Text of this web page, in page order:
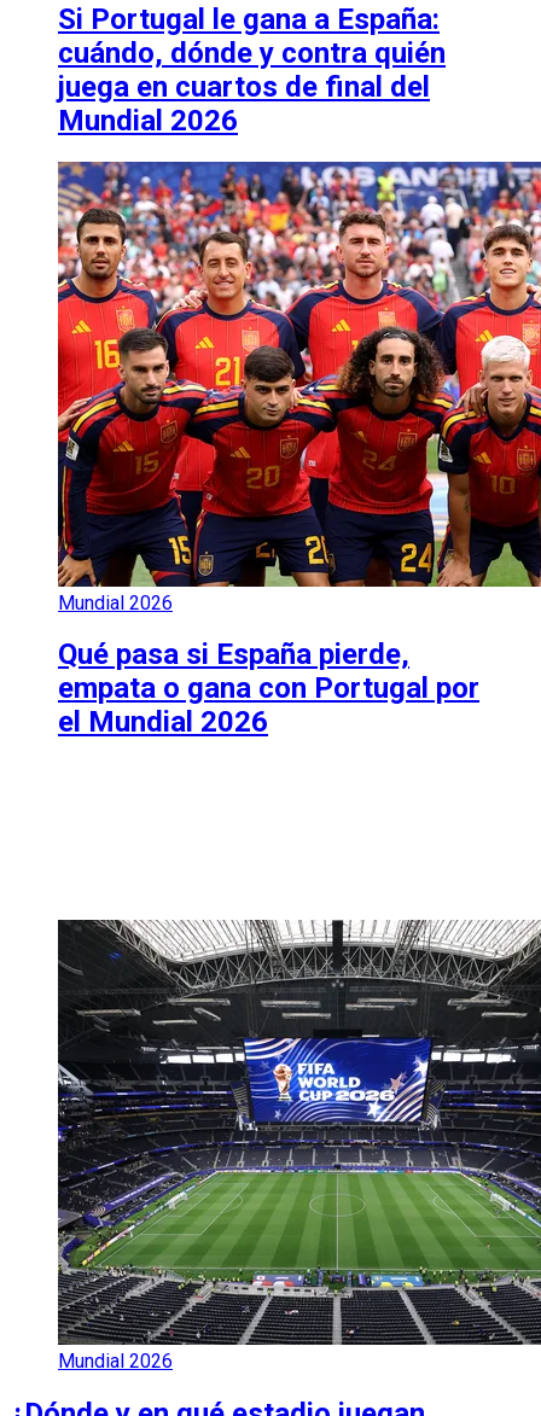
Si Portugal le gana a España:
cuándo, dónde y contra quién
juega en cuartos de final del
Mundial 2026
Mundial 2026
Qué pasa si España pierde,
empata o gana con Portugal por
el Mundial 2026
Mundial 2026